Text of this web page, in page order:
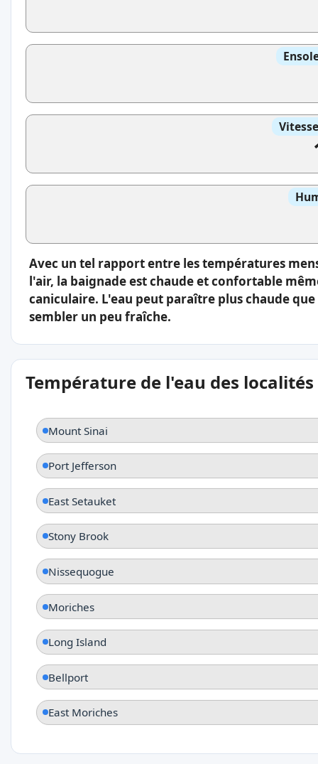
Avec un tel rapport entre les températures
l'air, la baignade est chaude et confortable
caniculaire. L'eau peut paraître plus chaude
sembler un peu fraîche.
Température de l'eau des
Mount Sinai
Port Jefferson
East Setauket
Stony Brook
Nissequogue
Moriches
Long Island
Bellport
East Moriches